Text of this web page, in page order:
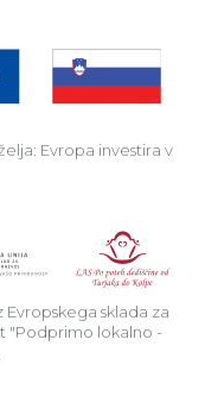
Evropa investira v
Evropskega sklada za
"Podprimo lokalno -